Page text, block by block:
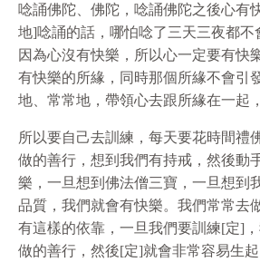
唸誦佛陀、佛陀，唸誦佛陀之後心有
地]唸誦的話，哪怕唸了三天三夜都不
因為心沒有快樂，所以心一定要有快
有快樂的所緣，同時那個所緣不會引
地、常常地，帶領心去跟所緣在一起
所以要自己去訓練，每天要花時間禮
做的善行，想到我們有持戒，然後動
樂，一旦想到佛法僧三寶，一旦想到
品質，我們就會有快樂。我們常常去
有這樣的依靠，一旦我們要訓練[定]
做的善行，然後[定]就會非常容易生起